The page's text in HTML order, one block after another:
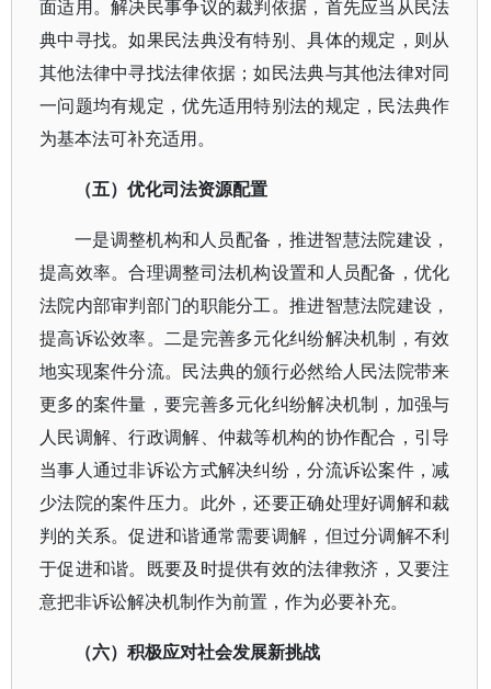
面适用。解决民事争议的裁判依据，首先应当从民法
典中寻找。如果民法典没有特别、具体的规定，则从
其他法律中寻找法律依据；如民法典与其他法律对同
一问题均有规定，优先适用特别法的规定，民法典作
为基本法可补充适用。
（五）优化司法资源配置
一是调整机构和人员配备，推进智慧法院建设，
提高效率。合理调整司法机构设置和人员配备，优化
法院内部审判部门的职能分工。推进智慧法院建设，
提高诉讼效率。二是完善多元化纠纷解决机制，有效
地实现案件分流。民法典的颁行必然给人民法院带来
更多的案件量，要完善多元化纠纷解决机制，加强与
人民调解、行政调解、仲裁等机构的协作配合，引导
当事人通过非诉讼方式解决纠纷，分流诉讼案件，减
少法院的案件压力。此外，还要正确处理好调解和裁
判的关系。促进和谐通常需要调解，但过分调解不利
于促进和谐。既要及时提供有效的法律救济，又要注
意把非诉讼解决机制作为前置，作为必要补充。
（六）积极应对社会发展新挑战